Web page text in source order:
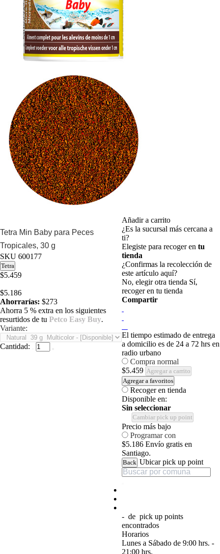
Tetra Min Baby para Peces
Tropicales, 30 g
SKU 600177
Tetra
$5.459
$5.186
Ahorrarías: $273
Ahorra 5 % extra en los siguientes
resurtidos de tu Petco Easy Buy.
Variante:
Cantidad:
Añadir a carrito
¿Es la sucursal más cercana a
ti?
Elegiste para recoger en tu
tienda
¿Confirmas la recolección de
este artículo aquí?
No, elegir otra tienda Sí,
recoger en tu tienda
Compartir
El tiempo estimado de entrega
a domicilio es de 24 a 72 hrs en
radio urbano
Compra normal
$5.459 Agregar a carrito
Agregar a favoritos
Recoger en tienda
Disponible en:
Sin seleccionar
Cambiar pick up point
Precio más bajo
Programar con
$5.186 Envío gratis en
Santiago.
Back Ubicar pick up point
- de pick up points
encontrados
Horarios
Lunes a Sábado de 9:00 hrs. -
21:00 hrs.